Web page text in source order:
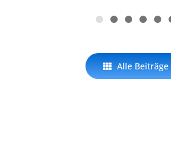
Alle Beiträge